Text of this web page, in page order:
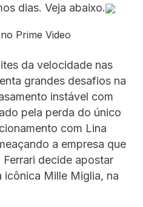
dias. Veja abaixo.
Prime Video
da velocidade nas
grandes desafios na
instável com
pela perda do único
com Lina
a empresa que
decide apostar
icônica Mille Miglia, na